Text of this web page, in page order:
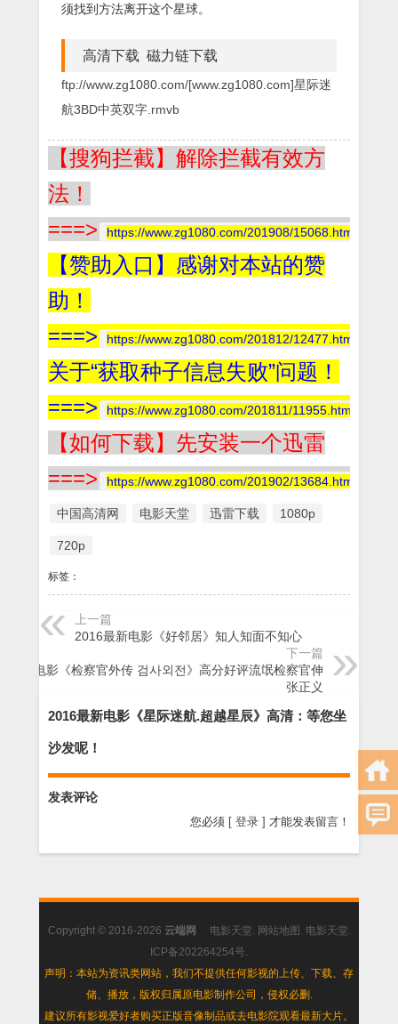
须找到方法离开这个星球。
高清下载 磁力链下载
ftp://www.zg1080.com/[www.zg1080.com]星际迷
航3BD中英双字.rmvb
【搜狗拦截】解除拦截有效方
法！
===>
https://www.zg1080.com/201908/15068.html
【赞助入口】感谢对本站的赞
助！
===>
https://www.zg1080.com/201812/12477.html
关于“获取种子信息失败”问题！
===>
https://www.zg1080.com/201811/11955.html
【如何下载】先安装一个迅雷
===>
https://www.zg1080.com/201902/13684.html
中国高清网 电影天堂 迅雷下载 1080p
720p
标签：
上一篇
2016最新电影《好邻居》知人知面不知心
下一篇
经典电影《检察官外传 검사외전》高分好评流氓检察官伸
张正义
2016最新电影《星际迷航.超越星辰》高清：等您坐
沙发呢！
发表评论
您必须 [ 登录 ] 才能发表留言！
Copyright © 2016-2026 云端网 电影天堂 网站地图 电影天堂
ICP备202264254号
声明：本站为资讯类网站，我们不提供任何影视的上传、下载、存
储、播放，版权归属原电影制作公司，侵权必删.
建议所有影视爱好者购买正版音像制品或去电影院观看最新大片。